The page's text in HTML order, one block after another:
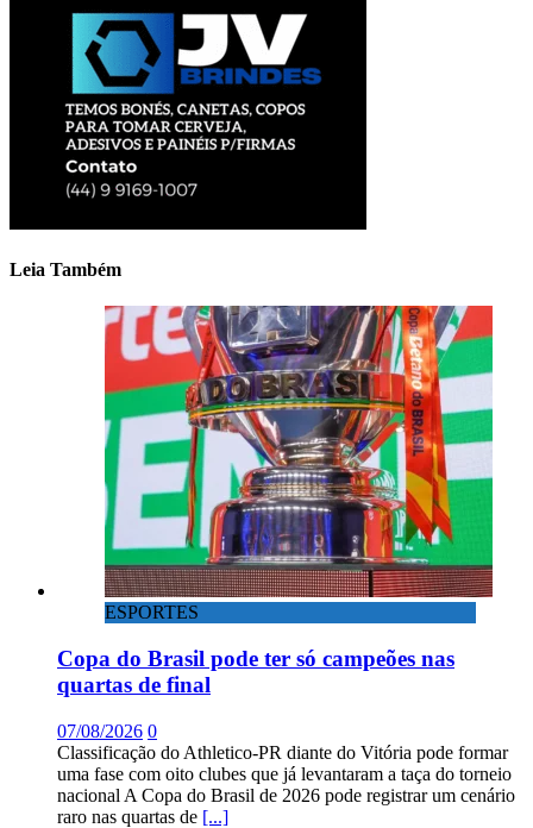
Leia Também
ESPORTES
Copa do Brasil pode ter só campeões nas
quartas de final
07/08/2026 0
Classificação do Athletico-PR diante do Vitória pode formar
uma fase com oito clubes que já levantaram a taça do torneio
nacional A Copa do Brasil de 2026 pode registrar um cenário
raro nas quartas de [...]